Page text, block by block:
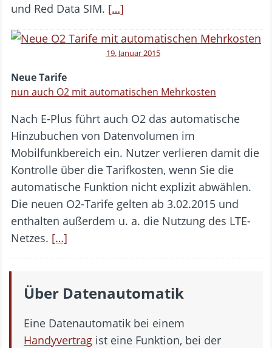
und Red Data SIM. […]
19. Januar 2015
Neue Tarife
nun auch O2 mit automatischen Mehrkosten
Nach E-Plus führt auch O2 das automatische
Hinzubuchen von Datenvolumen im
Mobilfunkbereich ein. Nutzer verlieren damit die
Kontrolle über die Tarifkosten, wenn Sie die
automatische Funktion nicht explizit abwählen.
Die neuen O2-Tarife gelten ab 3.02.2015 und
enthalten außerdem u. a. die Nutzung des LTE-
Netzes. […]
Über Datenautomatik
Eine Datenautomatik bei einem
Handyvertrag ist eine Funktion, bei der